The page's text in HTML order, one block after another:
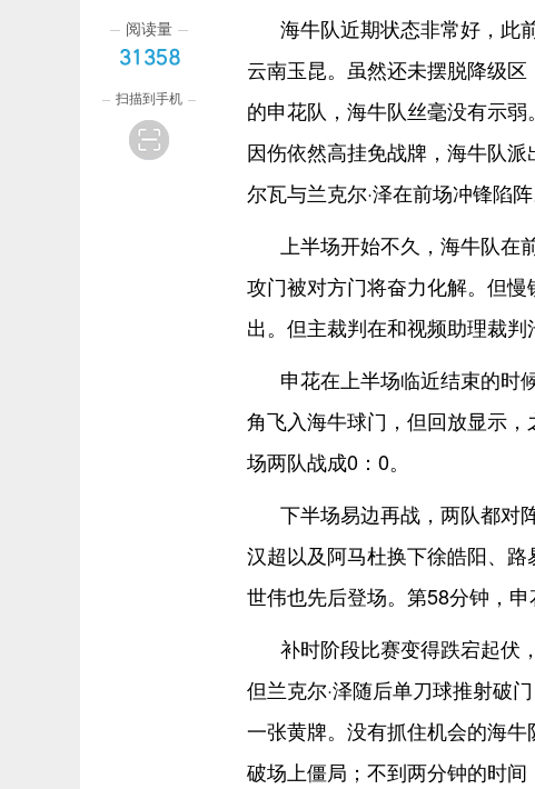
海牛队近期状态非常好，此
云南玉昆。虽然还未摆脱降级
的申花队，海牛队丝毫没有示
因伤依然高挂免战牌，海牛队
尔瓦与兰克尔·泽在前场冲锋陷阵
上半场开始不久，海牛队
攻门被对方门将奋力化解。但
出。但主裁判在和视频助理裁判
申花在上半场临近结束的时
角飞入海牛球门，但回放显示
场两队战成0：0。
下半场易边再战，两队都对
汉超以及阿马杜换下徐皓阳、
世伟也先后登场。第58分钟，
补时阶段比赛变得跌宕起伏
但兰克尔·泽随后单刀球推射破
一张黄牌。没有抓住机会的海
破场上僵局；不到两分钟的时
阅读量
31358
扫描到手机